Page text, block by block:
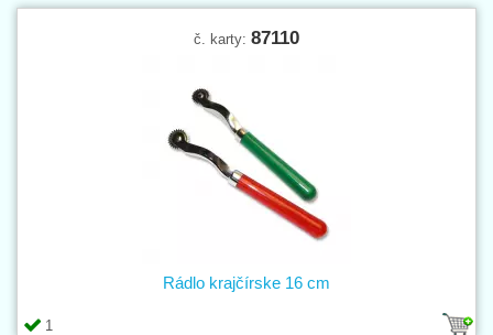
č. karty: 87110
1
Rádlo krajčírske 16 cm